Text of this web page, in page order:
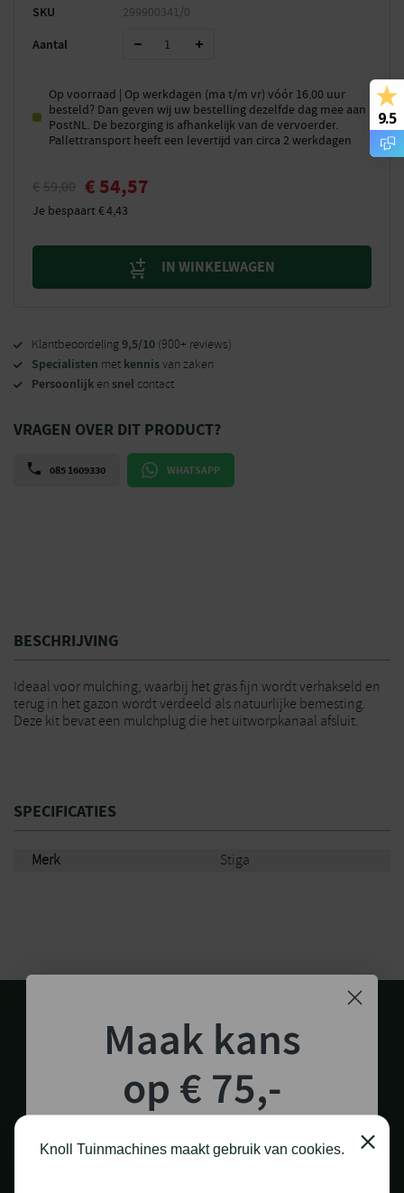
SKU 299900341/0
Aantal
Op voorraad | Op werkdagen (ma t/m vr) vóór 16.00 uur
besteld? Dan geven wij uw bestelling dezelfde dag mee aan
PostNL. De bezorging is afhankelijk van de vervoerder.
Pallettransport heeft een levertijd van circa 2 werkdagen
€ 59,00 € 54,57
Je bespaart€4,43
IN WINKELWAGEN
Klantbeoordeling9,5/10 (900+ reviews)
Specialisten met kennisvan zaken
Persoonlijk en snel contact
VRAGEN OVER DIT PRODUCT?
085 1609330 WHATSAPP
BESCHRIJVING
Ideaal voor mulching, waarbij het gras fijn wordt verhakseld en
terug in het gazon wordt verdeeld als natuurlijke bemesting.
Deze kit bevat een mulchplug die het uitworpkanaal afsluit.
SPECIFICATIES
Merk Stiga
in Staphorst
9.5
Knoll Tuinmachines maakt gebruik van cookies. Close
Maak kans
op € 75,-
shoptegoed!